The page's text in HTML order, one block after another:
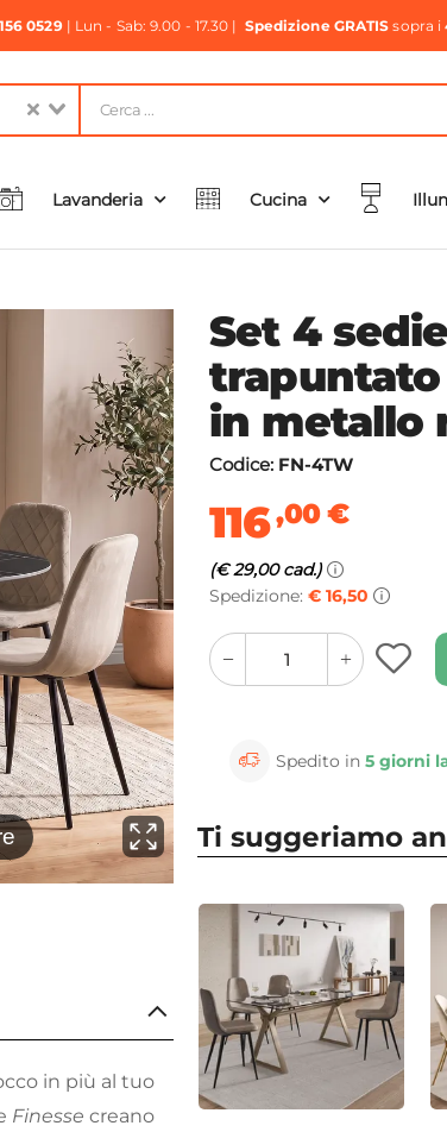
0529| Lun - Sab: 9.00 - 17.30 | Spedizione GRATIS sopra i
Lavanderia Cucina
⚲ Clicca
in più al tuo
Finesse creano
Set 4
in metallo
Codice: FN-4TW
116,00€
(€ 29,00 cad.)
Spedizione: € 16,50
quantity
button
quantity
minus
button
Spedito in5 giorni
Ti suggeriamo